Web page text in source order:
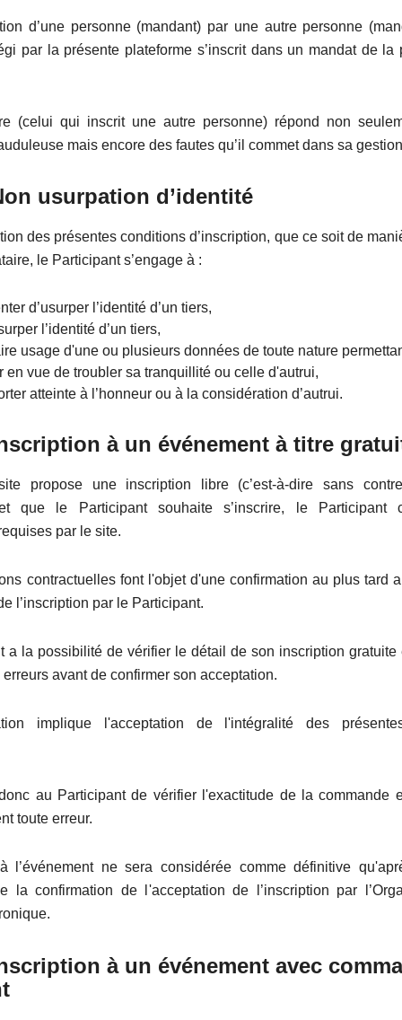
d’une personne (mandant) par une autre personne
par la présente plateforme s’inscrit dans un mandat de la
(celui qui inscrit une autre personne) répond non
mais encore des fautes qu’il commet dans sa
usurpation d’identité
des présentes conditions d’inscription, que ce soit de
le Participant s’engage à :
d’usurper l’identité d’un tiers,
l’identité d’un tiers,
usage d'une ou plusieurs données de toute nature
en vue de troubler sa tranquillité ou celle d'autrui,
atteinte à l’honneur ou à la considération d’autrui.
à un événement à titre
propose une inscription libre (c’est-à-dire sans
que le Participant souhaite s’inscrire, le Participant
par le site.
contractuelles font l'objet d'une confirmation au plus tard
l’inscription par le Participant.
a la possibilité de vérifier le détail de son inscription gratuite
avant de confirmer son acceptation.
implique l'acceptation de l'intégralité des
au Participant de vérifier l'exactitude de la commande
toute erreur.
à l’événement ne sera considérée comme définitive
la confirmation de l'acceptation de l’inscription par
à un événement avec